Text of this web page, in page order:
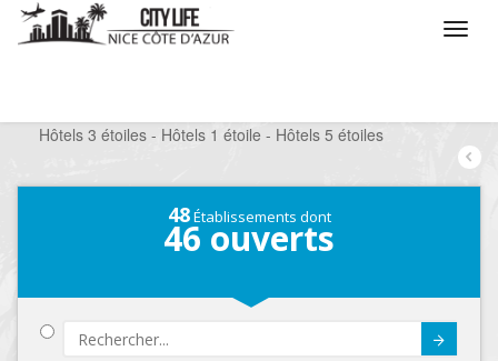
Hôtels 3 étoiles - Hôtels 1 étoile - Hôtels 5 étoiles
48Établissements dont
46 ouverts